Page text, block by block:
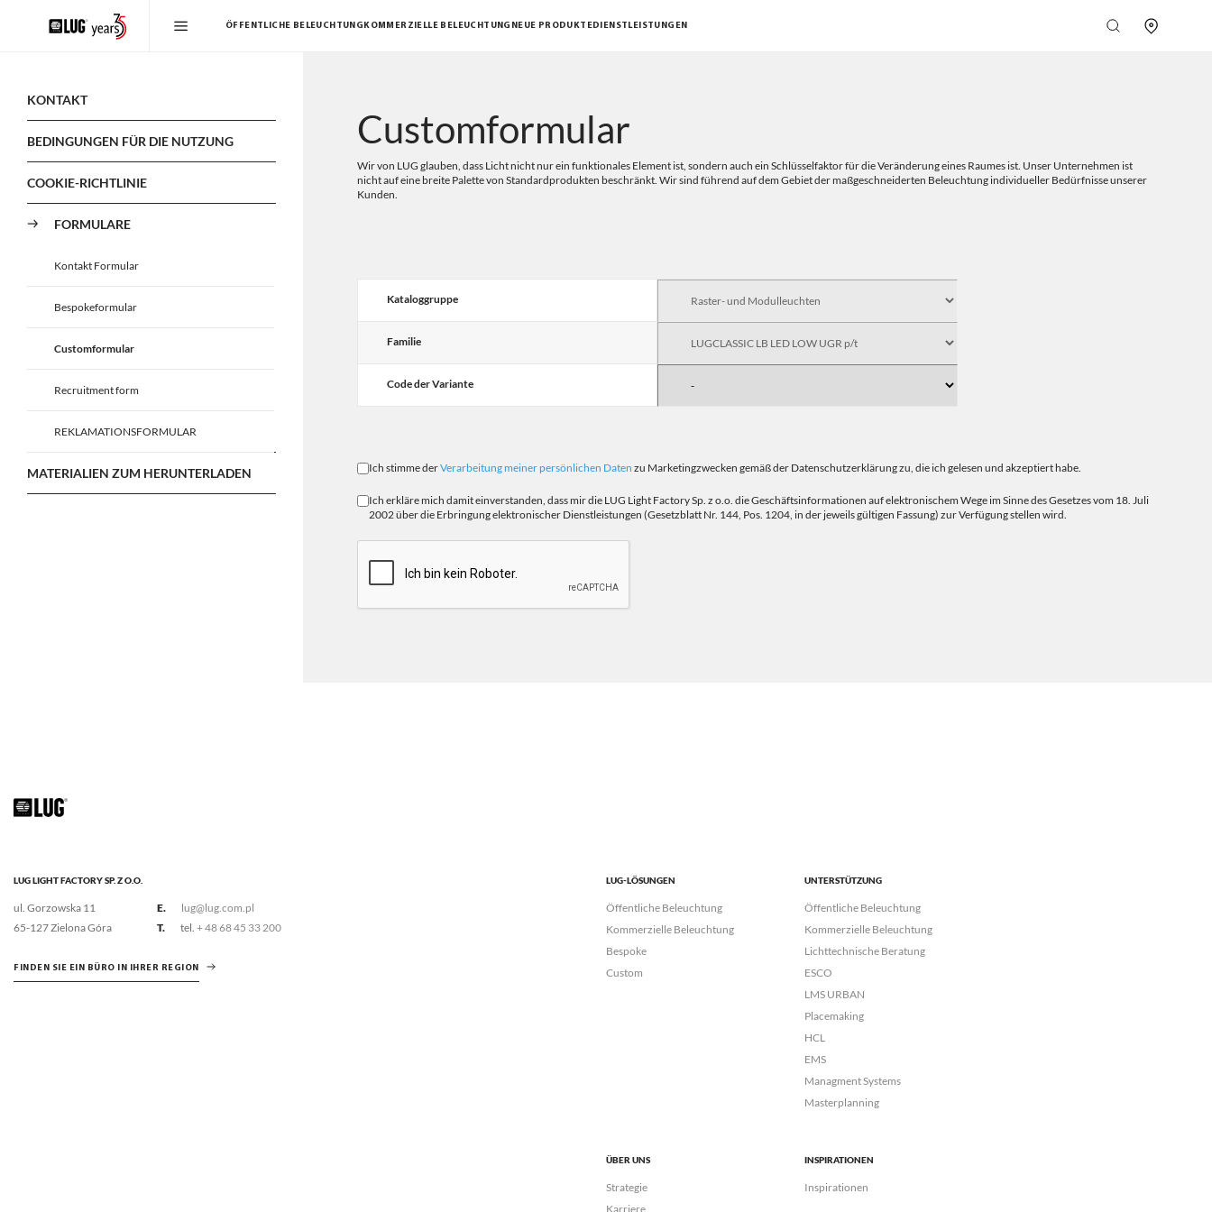
ÖFFENTLICHE BELEUCHTUNG KOMMERZIELLE BELEUCHTUNG NEUE PRODUKTEDIENSTLEISTUNGEN
KONTAKT
BEDINGUNGEN FÜR DIE NUTZUNG
COOKIE-RICHTLINIE
FORMULARE
Kontakt Formular
Bespokeformular
Customformular
Recruitment form
REKLAMATIONSFORMULAR
MATERIALIEN ZUM HERUNTERLADEN
Customformular
Wir von LUG glauben, dass Licht nicht nur ein funktionales Element ist, sondern auch ein Schlüsselfaktor für die Veränderung eines Raumes ist. Unser Unternehmen ist
nicht auf eine breite Palette von Standardprodukten beschränkt. Wir sind führend auf dem Gebiet der maßgeschneiderten Beleuchtung individueller Bedürfnisse unserer
Kunden.
Kataloggruppe
Familie
Code der Variante
Ich stimme derVerarbeitung meiner persönlichen Daten zu Marketingzwecken gemäß der Datenschutzerklärung zu, die ich gelesen und akzeptiert habe.
Ich erkläre mich damit einverstanden, dass mir die LUG Light Factory Sp. z o.o. die Geschäftsinformationen auf elektronischem Wege im Sinne des Gesetzes vom 18. Juli
2002 über die Erbringung elektronischer Dienstleistungen (Gesetzblatt Nr. 144, Pos. 1204, in der jeweils gültigen Fassung) zur Verfügung stellen wird.
LUG LIGHT FACTORY SP. Z O.O.
ul. Gorzowska 11
65-127 Zielona Góra
E.
lug@lug.com.pl
T.
tel. + 48 68 45 33 200
FINDEN SIE EIN BÜRO IN IHRER REGION
LUG-LÖSUNGEN
Öffentliche Beleuchtung
Kommerzielle Beleuchtung
Bespoke
Custom
UNTERSTÜTZUNG
Öffentliche Beleuchtung
Kommerzielle Beleuchtung
Lichttechnische Beratung
ESCO
LMS URBAN
Placemaking
HCL
EMS
Managment Systems
Masterplanning
ÜBER UNS
Strategie
Karriere
INSPIRATIONEN
Inspirationen